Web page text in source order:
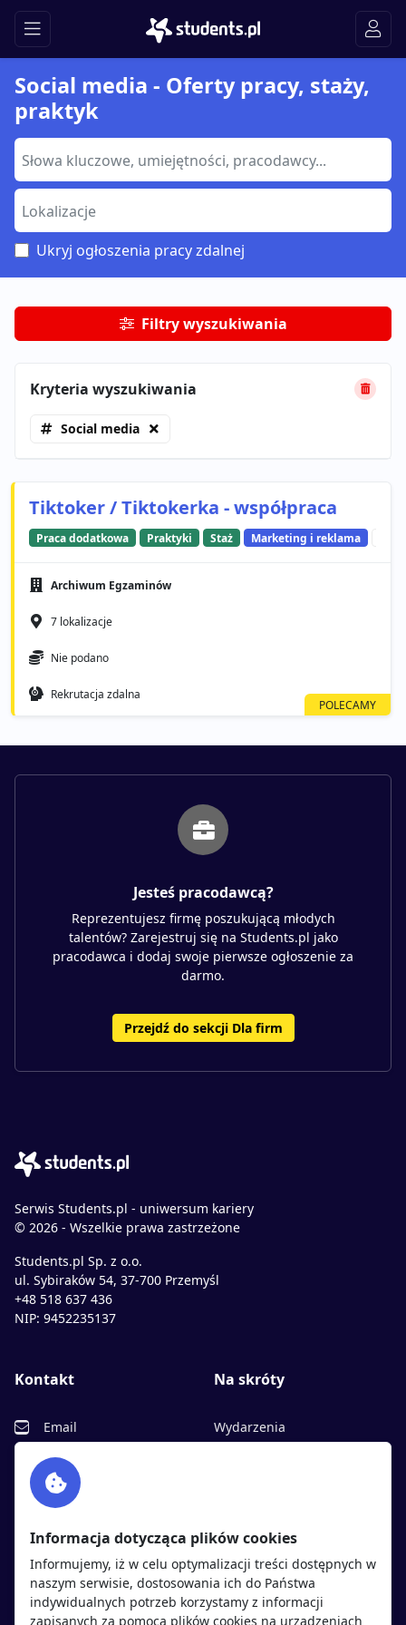
Social media - Oferty pracy, staży,
praktyk
Ukryj ogłoszenia pracy zdalnej
Filtry wyszukiwania
Kryteria wyszukiwania
Social media
Tiktoker / Tiktokerka - współpraca
Praca dodatkowa Praktyki Staż Marketing i reklama
Archiwum Egzaminów
7 lokalizacje
Nie podano
Rekrutacja zdalna
Jesteś pracodawcą?
Reprezentujesz firmę poszukującą młodych
talentów? Zarejestruj się na Students.pl jako
pracodawca i dodaj swoje pierwsze ogłoszenie za
darmo.
Przejdź do sekcji Dla firm
Serwis Students.pl - uniwersum kariery
© 2026 - Wszelkie prawa zastrzeżone
Students.pl Sp. z o.o.
ul. Sybiraków 54, 37-700 Przemyśl
+48 518 637 436
NIP: 9452235137
Kontakt
Email
Facebook
Twitter
Na skróty
Wydarzenia
Polityka cookies
Polityka prywatności
Kandydaci Pracodawcy
Informacja dotycząca plików cookies
Informujemy, iż w celu optymalizacji treści dostępnych w
naszym serwisie, dostosowania ich do Państwa
indywidualnych potrzeb korzystamy z informacji
zapisanych za pomocą plików cookies na urządzeniach